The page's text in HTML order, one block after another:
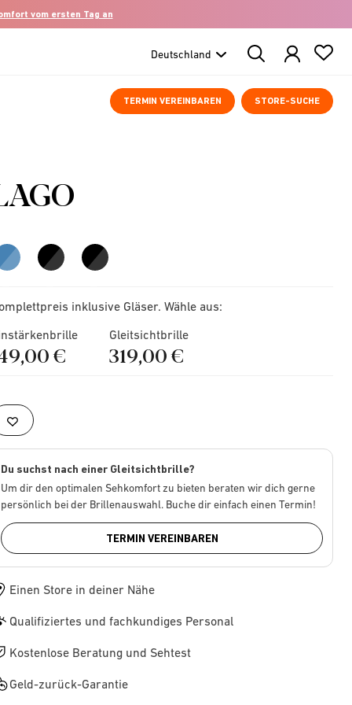
vom ersten Tag an
Search
Products
TERMIN VEREINBAREN STORE-SUCHE
inklusive Gläser. Wähle aus:
€
Gleitsichtbrille
319,00 €
Du suchst nach einer Gleitsichtbrille?
Um dir den optimalen Sehkomfort zu bieten beraten wir dich gerne
persönlich bei der Brillenauswahl. Buche dir einfach einen Termin!
TERMIN VEREINBAREN
Einen Store in deiner Nähe
Qualifiziertes und fachkundiges Personal
Kostenlose Beratung und Sehtest
Geld-zurück-Garantie